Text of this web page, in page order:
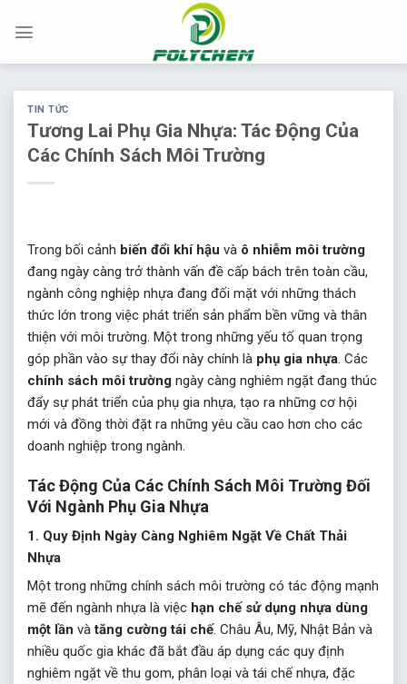
đến
TIN TỨC
Tương Lai Phụ Gia Nhựa: Tác Động Của
Các Chính Sách Môi Trường
Trong bối cảnh biến đổi khí hậu và ô nhiễm môi trường
đang ngày càng trở thành vấn đề cấp bách trên toàn cầu,
ngành công nghiệp nhựa đang đối mặt với những thách
thức lớn trong việc phát triển sản phẩm bền vững và thân
thiện với môi trường. Một trong những yếu tố quan trọng
góp phần vào sự thay đổi này chính là phụ gia nhựa. Các
chính sách môi trường ngày càng nghiêm ngặt đang thúc
đẩy sự phát triển của phụ gia nhựa, tạo ra những cơ hội
mới và đồng thời đặt ra những yêu cầu cao hơn cho các
doanh nghiệp trong ngành.
Tác Động Của Các Chính Sách Môi Trường Đối
Với Ngành Phụ Gia Nhựa
1. Quy Định Ngày Càng Nghiêm Ngặt Về Chất Thải
Nhựa
Một trong những chính sách môi trường có tác động mạnh
mẽ đến ngành nhựa là việc hạn chế sử dụng nhựa dùng
một lần vàtăng cường tái chế. Châu Âu, Mỹ, Nhật Bản và
nhiều quốc gia khác đã bắt đầu áp dụng các quy định
nghiêm ngặt về thu gom, phân loại và tái chế nhựa, đặc